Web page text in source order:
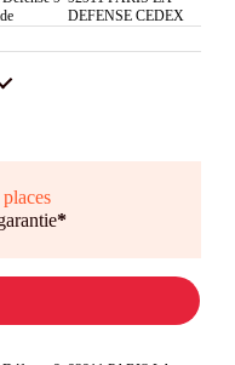
DEFENSE CEDEX
*